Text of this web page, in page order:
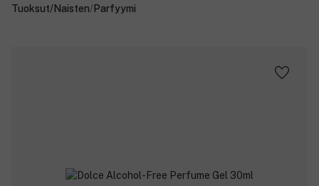
Tuoksut/Naisten/Parfyymi